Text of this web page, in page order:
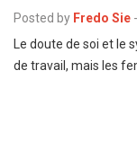
Posted by Fredo Sie -
Le doute de soi et le
de travail, mais les